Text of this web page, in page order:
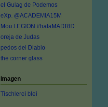
el Gulag de Podemos
eXp. @ACADEMIA15M
Mou LEGION #halaMADRID
oreja de Judas
pedos del Diablo
the corner glass
Imagen
Tischlerei blei